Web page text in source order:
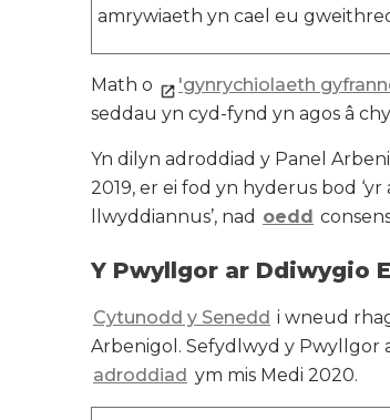
amrywiaeth yn cael eu
Math o 'gynrychiolaeth
seddau yn cyd-fynd yn agos â
Yn dilyn adroddiad y Panel
2019, er ei fod yn hyderus bod
llwyddiannus’, nad oedd
Y Pwyllgor ar Ddiwygio
Cytunodd y Senedd i wneud
Arbenigol. Sefydlwyd y Pwyllgor
adroddiad ym mis Medi 2020.